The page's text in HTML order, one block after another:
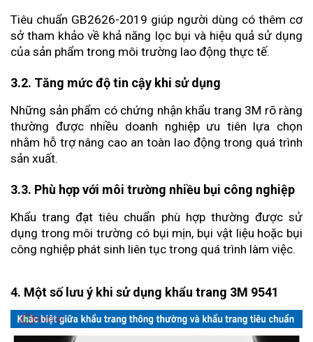
Tiêu chuẩn GB2626-2019 giúp người dùng có thêm cơ
sở tham khảo về khả năng lọc bụi và hiệu quả sử dụng
của sản phẩm trong môi trường lao động thực tế.
3.2. Tăng mức độ tin cậy khi sử dụng
Những sản phẩm có chứng nhận khẩu trang 3M rõ ràng
thường được nhiều doanh nghiệp ưu tiên lựa chọn
nhằm hỗ trợ nâng cao an toàn lao động trong quá trình
sản xuất.
3.3. Phù hợp với môi trường nhiều bụi công nghiệp
Khẩu trang đạt tiêu chuẩn phù hợp thường được sử
dụng trong môi trường có bụi mịn, bụi vật liệu hoặc bụi
công nghiệp phát sinh liên tục trong quá trình làm việc.
4. Một số lưu ý khi sử dụng khẩu trang 3M 9541